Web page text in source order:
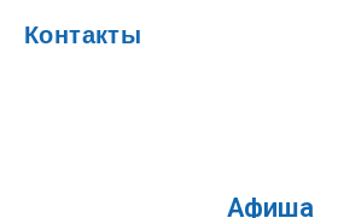
Контакты
Афиша